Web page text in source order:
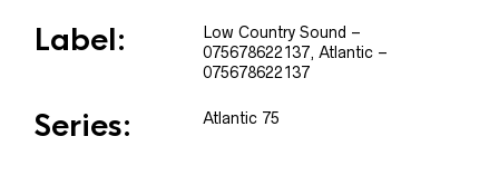
Label: Low Country Sound –
075678622137, Atlantic –
075678622137
Series: Atlantic 75